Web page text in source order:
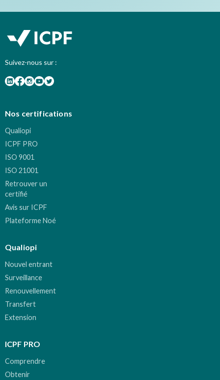
Suivez-nous sur :
Nos certifications
Qualiopi
ICPF PRO
ISO 9001
ISO 21001
Retrouver un
certifié
Avis sur ICPF
Plateforme Noé
Qualiopi
Nouvel entrant
Surveillance
Renouvellement
Transfert
Extension
ICPF PRO
Comprendre
Obtenir